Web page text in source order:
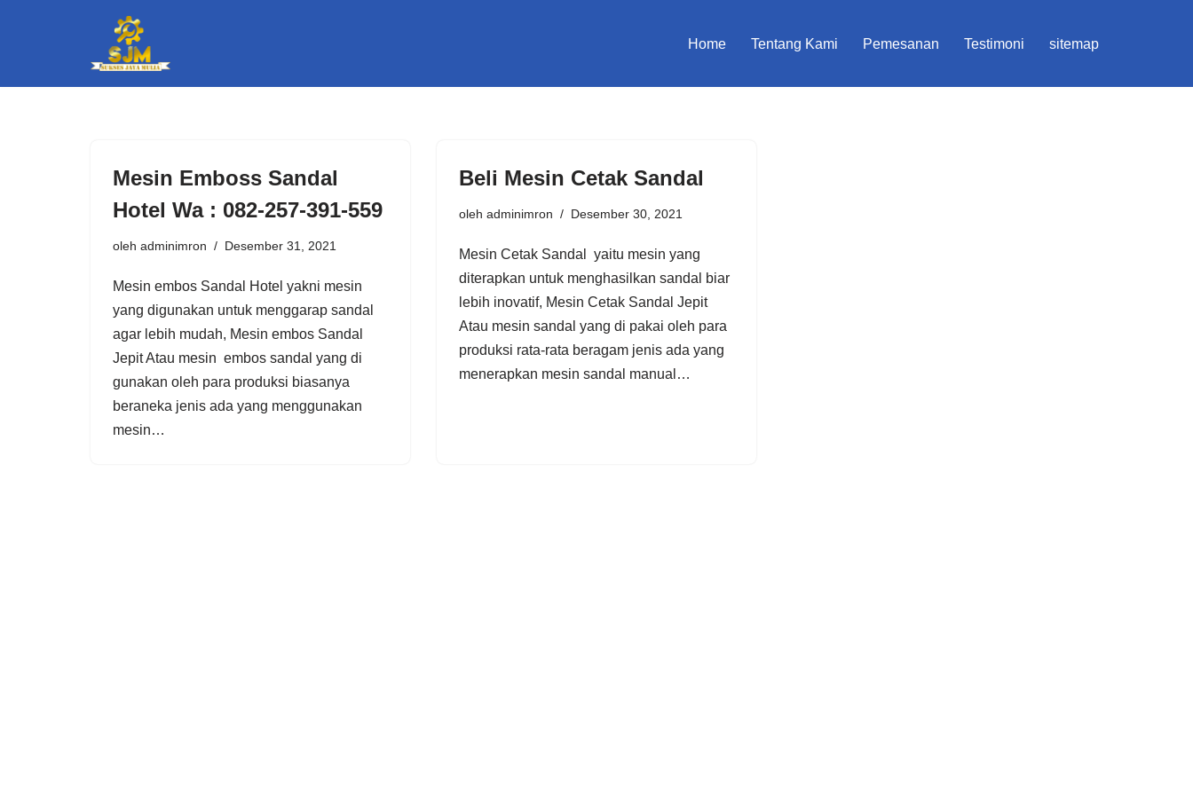
Home Tentang Kami Pemesanan Testimoni sitemap
Mesin Emboss Sandal
Hotel Wa : 082-257-391-559
oleh adminimron Desember 31, 2021
Mesin embos Sandal Hotel yakni mesin
yang digunakan untuk menggarap sandal
agar lebih mudah, Mesin embos Sandal
Jepit Atau mesin embos sandal yang di
gunakan oleh para produksi biasanya
beraneka jenis ada yang menggunakan
mesin…
Beli Mesin Cetak Sandal
oleh adminimron Desember 30, 2021
Mesin Cetak Sandal yaitu mesin yang
diterapkan untuk menghasilkan sandal biar
lebih inovatif, Mesin Cetak Sandal Jepit
Atau mesin sandal yang di pakai oleh para
produksi rata-rata beragam jenis ada yang
menerapkan mesin sandal manual…